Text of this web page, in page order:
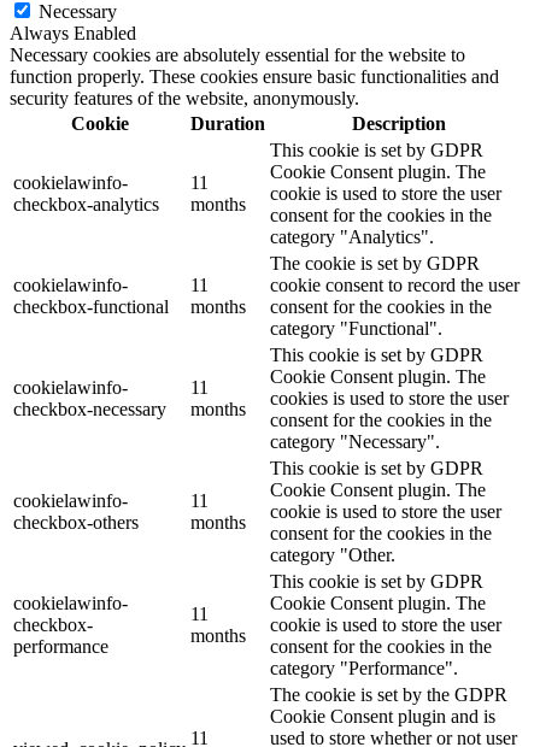
Necessary
Always Enabled
Necessary cookies are absolutely essential for the website to
function properly. These cookies ensure basic functionalities and
security features of the website, anonymously.
Cookie
Duration Description
cookielawinfo-
checkbox-analytics
11
months
This cookie is set by GDPR
Cookie Consent plugin. The
cookie is used to store the user
consent for the cookies in the
category "Analytics".
cookielawinfo-
checkbox-functional
11
months
The cookie is set by GDPR
cookie consent to record the user
consent for the cookies in the
category "Functional".
cookielawinfo-
checkbox-necessary
11
months
This cookie is set by GDPR
Cookie Consent plugin. The
cookies is used to store the user
consent for the cookies in the
category "Necessary".
cookielawinfo-
checkbox-others
11
months
This cookie is set by GDPR
Cookie Consent plugin. The
cookie is used to store the user
consent for the cookies in the
category "Other.
cookielawinfo-
checkbox-
performance
11
months
This cookie is set by GDPR
Cookie Consent plugin. The
cookie is used to store the user
consent for the cookies in the
category "Performance".
11
The cookie is set by the GDPR
Cookie Consent plugin and is
used to store whether or not user